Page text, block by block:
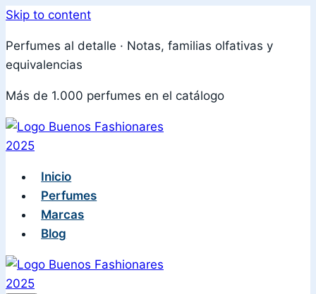
Skip to content
Perfumes al detalle · Notas, familias olfativas y
equivalencias
Más de 1.000 perfumes en el catálogo
Inicio
Perfumes
Marcas
Blog